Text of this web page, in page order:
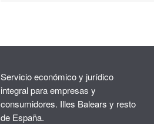
Servicio económico y jurídico
integral para empresas y
consumidores. Illes Balears y resto
de España.